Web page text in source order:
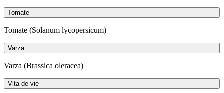
Tomate
Tomate (Solanum lycopersicum)
Varza
Varza (Brassica oleracea)
Vita de vie